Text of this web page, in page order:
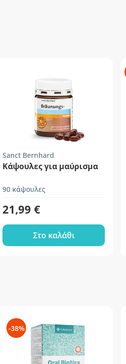
Sanct Bernhard
Κάψουλες για μαύρισμα
90 κάψουλες
21,99 €
Στο καλάθι
-38%